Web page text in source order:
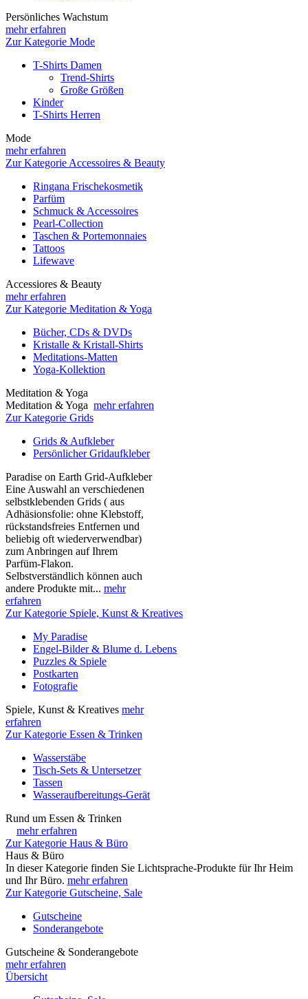
Persönliches Wachstum
mehr erfahren
Zur Kategorie Mode
T-Shirts Damen
Trend-Shirts
Große Größen
Kinder
T-Shirts Herren
Mode
mehr erfahren
Zur Kategorie Accessoires & Beauty
Ringana Frischekosmetik
Parfüm
Schmuck & Accessoires
Pearl-Collection
Taschen & Portemonnaies
Tattoos
Lifewave
Accessiores & Beauty
mehr erfahren
Zur Kategorie Meditation & Yoga
Bücher, CDs & DVDs
Kristalle & Kristall-Shirts
Meditations-Matten
Yoga-Kollektion
Meditation & Yoga
Meditation & Yoga mehr erfahren
Zur Kategorie Grids
Grids & Aufkleber
Persönlicher Gridaufkleber
Paradise on Earth Grid-Aufkleber
Eine Auswahl an verschiedenen
selbstklebenden Grids ( aus
Adhäsionsfolie: ohne Klebstoff,
rückstandsfreies Entfernen und
beliebig oft wiederverwendbar)
zum Anbringen auf Ihrem
Parfüm-Flakon.
Selbstverständlich können auch
andere Produkte mit... mehr
erfahren
Zur Kategorie Spiele, Kunst & Kreatives
My Paradise
Engel-Bilder & Blume d. Lebens
Puzzles & Spiele
Postkarten
Fotografie
Spiele, Kunst & Kreatives mehr
erfahren
Zur Kategorie Essen & Trinken
Wasserstäbe
Tisch-Sets & Untersetzer
Tassen
Wasseraufbereitungs-Gerät
Rund um Essen & Trinken
mehr erfahren
Zur Kategorie Haus & Büro
Haus & Büro
In dieser Kategorie finden Sie Lichtsprache-Produkte für Ihr Heim
und Ihr Büro. mehr erfahren
Zur Kategorie Gutscheine, Sale
Gutscheine
Sonderangebote
Gutscheine & Sonderangebote
mehr erfahren
Übersicht